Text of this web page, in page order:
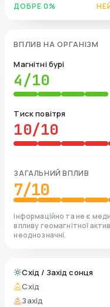
ДОБРЕ 0%
ВПЛИВ НА ОРГАНІЗМ
Магнітні бурі
4/10
Тиск повітря
10/10
ЗАГАЛЬНИЙ ВПЛИВ
7/10
Інформаційно та не є
впливу геомагнітної
неоднозначні.
Схід / Захід сонця
Схід
Захід